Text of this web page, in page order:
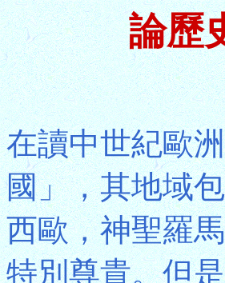
論歷
在讀中世紀歐
國」，其地域
西歐，神聖羅
特別尊貴。但